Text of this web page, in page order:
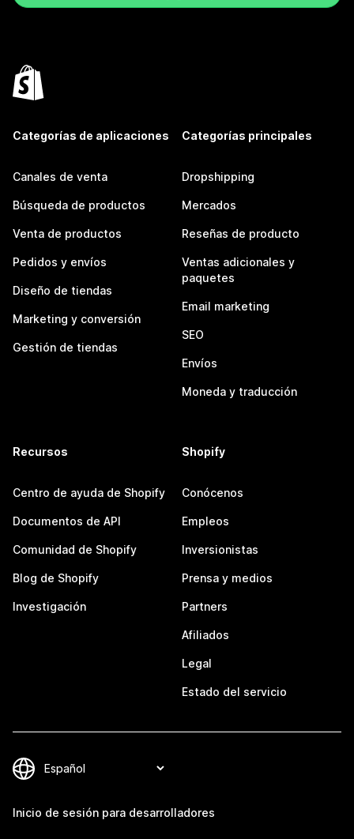
Categorías de aplicaciones
Canales de venta
Búsqueda de productos
Venta de productos
Pedidos y envíos
Diseño de tiendas
Marketing y conversión
Gestión de tiendas
Categorías principales
Dropshipping
Mercados
Reseñas de producto
Ventas adicionales y
paquetes
Email marketing
SEO
Envíos
Moneda y traducción
Recursos
Centro de ayuda de Shopify
Documentos de API
Comunidad de Shopify
Blog de Shopify
Investigación
Shopify
Conócenos
Empleos
Inversionistas
Prensa y medios
Partners
Afiliados
Legal
Estado del servicio
Inicio de sesión para desarrolladores